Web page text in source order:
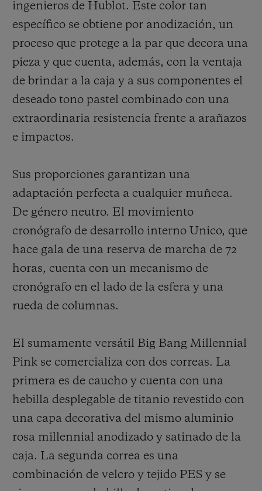
ingenieros de Hublot. Este color tan
específico se obtiene por anodización, un
proceso que protege a la par que decora una
pieza y que cuenta, además, con la ventaja
de brindar a la caja y a sus componentes el
deseado tono pastel combinado con una
extraordinaria resistencia frente a arañazos
e impactos.
Sus proporciones garantizan una
adaptación perfecta a cualquier muñeca.
De género neutro. El movimiento
cronógrafo de desarrollo interno Unico, que
hace gala de una reserva de marcha de 72
horas, cuenta con un mecanismo de
cronógrafo en el lado de la esfera y una
rueda de columnas.
El sumamente versátil Big Bang Millennial
Pink se comercializa con dos correas. La
primera es de caucho y cuenta con una
hebilla desplegable de titanio revestido con
una capa decorativa del mismo aluminio
rosa millennial anodizado y satinado de la
caja. La segunda correa es una
combinación de velcro y tejido PES y se